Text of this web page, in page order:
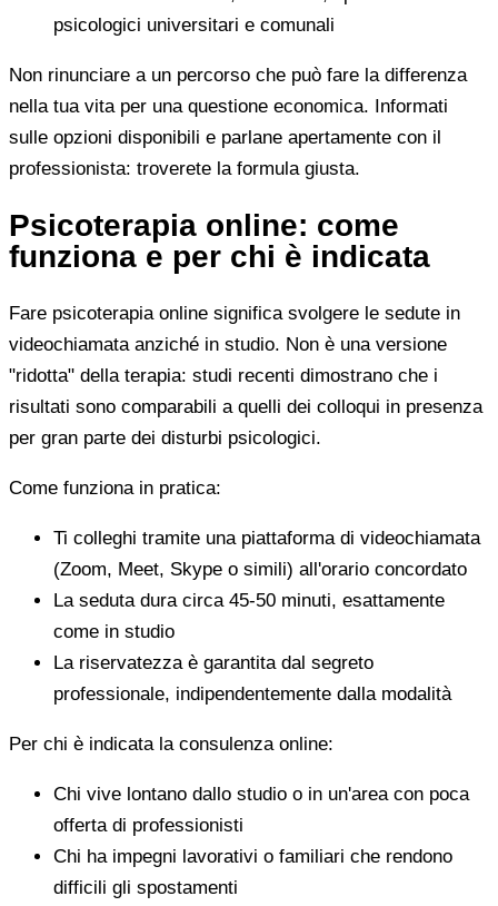
psicologici universitari e comunali
Non rinunciare a un percorso che può fare la differenza
nella tua vita per una questione economica. Informati
sulle opzioni disponibili e parlane apertamente con il
professionista: troverete la formula giusta.
Psicoterapia online: come
funziona e per chi è indicata
Fare psicoterapia online significa svolgere le sedute in
videochiamata anziché in studio. Non è una versione
"ridotta" della terapia: studi recenti dimostrano che i
risultati sono comparabili a quelli dei colloqui in presenza
per gran parte dei disturbi psicologici.
Come funziona in pratica:
Ti colleghi tramite una piattaforma di videochiamata
(Zoom, Meet, Skype o simili) all'orario concordato
La seduta dura circa 45-50 minuti, esattamente
come in studio
La riservatezza è garantita dal segreto
professionale, indipendentemente dalla modalità
Per chi è indicata la consulenza online:
Chi vive lontano dallo studio o in un'area con poca
offerta di professionisti
Chi ha impegni lavorativi o familiari che rendono
difficili gli spostamenti